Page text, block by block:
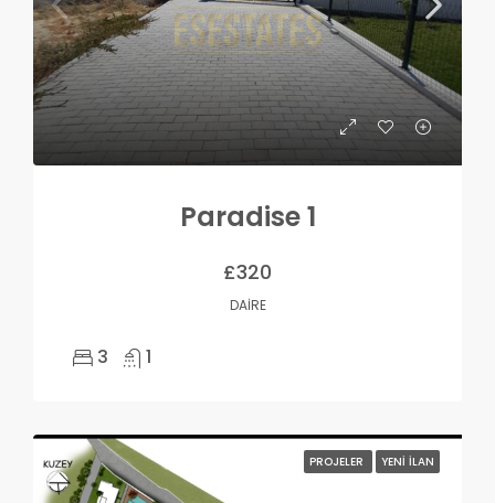
Paradise 1
£320
DAIRE
3 1
PROJELER YENI İLAN